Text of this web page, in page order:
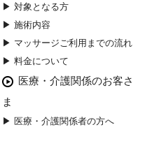
▶ 対象となる方
▶ 施術内容
▶ マッサージご利用までの流れ
▶ 料金について
医療・介護関係のお客さ
ま
▶ 医療・介護関係者の方へ